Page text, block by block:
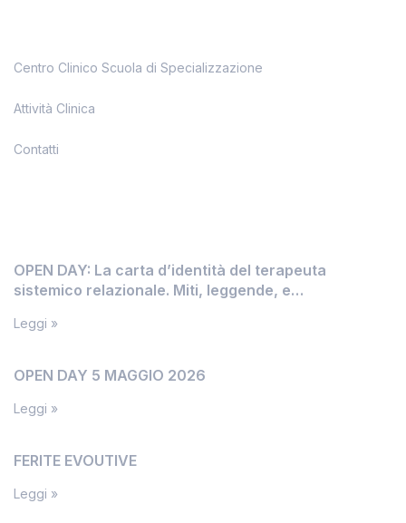
Centro Clinico Scuola di Specializzazione
Attività Clinica
Contatti
OPEN DAY: La carta d’identità del terapeuta
sistemico relazionale. Miti, leggende, e
Leggi »
OPEN DAY 5 MAGGIO 2026
Leggi »
FERITE EVOUTIVE
Leggi »